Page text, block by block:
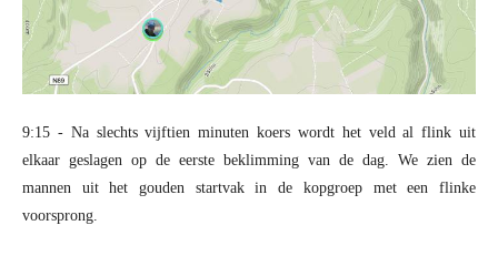
9:15 - Na slechts vijftien minuten koers wordt het veld al flink uit
elkaar geslagen op de eerste beklimming van de dag. We zien de
mannen uit het gouden startvak in de kopgroep met een flinke
voorsprong.